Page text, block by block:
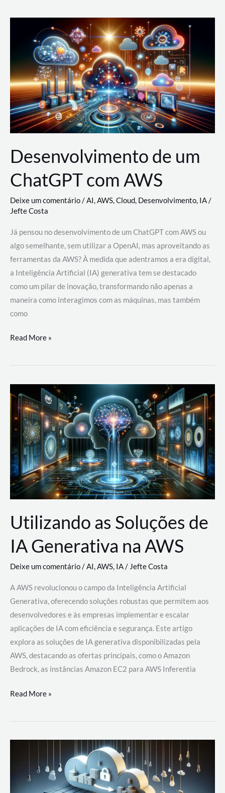
Nuvem:
Google
Cloud,
AWS
e
Azure
Desenvolvimento de um
ChatGPT com AWS
Deixe um comentário/AI,AWS,Cloud, Desenvolvimento, IA/
Jefte Costa
Já pensou no desenvolvimento de um ChatGPT com AWS ou
algo semelhante, sem utilizar a OpenAI, mas aproveitando as
ferramentas da AWS? À medida que adentramos a era digital,
a Inteligência Artificial (IA) generativa tem se destacado
como um pilar de inovação, transformando não apenas a
maneira como interagimos com as máquinas, mas também
como
Desenvolvimento
um
com
AWS
Read More »
Utilizando as Soluções de
IA Generativa na AWS
Deixe um comentário/AI,AWS, IA/Jefte Costa
A AWS revolucionou o campo da Inteligência Artificial
Generativa, oferecendo soluções robustas que permitem aos
desenvolvedores e às empresas implementar e escalar
aplicações de IA com eficiência e segurança. Este artigo
explora as soluções de IA generativa disponibilizadas pela
AWS, destacando as ofertas principais, como o Amazon
Bedrock, as instâncias Amazon EC2 para AWS Inferentia
Utilizando
Soluções
AWS
Read More »